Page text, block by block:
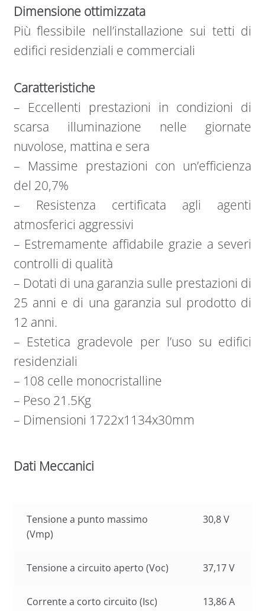
Dimensione ottimizzata
Più flessibile nell’installazione sui tetti di
edifici residenziali e commerciali
Caratteristiche
– Eccellenti prestazioni in condizioni di
scarsa illuminazione nelle giornate
nuvolose, mattina e sera
– Massime prestazioni con un’efficienza
del 20,7%
– Resistenza certificata agli agenti
atmosferici aggressivi
– Estremamente affidabile grazie a severi
controlli di qualità
– Dotati di una garanzia sulle prestazioni di
25 anni e di una garanzia sul prodotto di
12 anni.
– Estetica gradevole per l’uso su edifici
residenziali
– 108 celle monocristalline
– Peso 21.5Kg
– Dimensioni 1722x1134x30mm
Dati Meccanici
Tensione a punto massimo
(Vmp)
30,8 V
Tensione a circuito aperto (Voc) 37,17 V
Corrente a corto circuito (Isc) 13,86 A